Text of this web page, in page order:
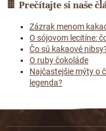
🍫 Prečítajte si naše
Zázrak menom
O sójovom lecitíne:
Čo sú kakaové
O ruby čokoláde
Najčastejšie mýty o
legenda?
Z